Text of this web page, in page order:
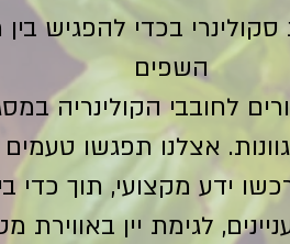
בכדי להפגיש בין
השפים
לחובבי הקולינריה
אצלנו תפגשו
ידע מקצועי, תוך כדי
לגימת יין באווירת